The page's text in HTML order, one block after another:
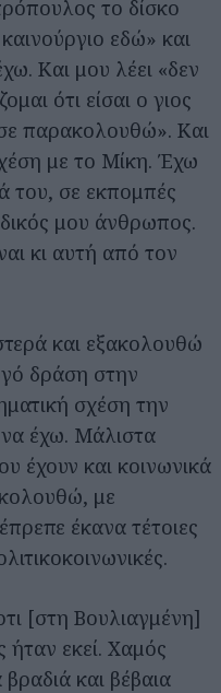
το δίσκο
εδώ» και
Και μου λέει «δεν
ότι είσαι ο γιος
παρακολουθώ». Και
με το Μίκη. Έχω
του, σε εκπομπές
μου άνθρωπος.
κι αυτή από τον
και εξακολουθώ
δράση στην
σχέση την
έχω. Μάλιστα
έχουν και κοινωνικά
με
έκανα τέτοιες
[στη Βουλιαγμένη]
εκεί. Χαμός
και βέβαια